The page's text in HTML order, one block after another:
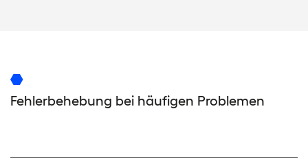
Fehlerbehebung bei häufigen Problemen